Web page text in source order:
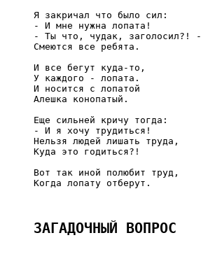
     Я закричал что было сил:
     - И мне нужна лопата!
     - Ты что, чудак, заголосил?! -
     Смеются все ребята.
     И все бегут куда-то,
     У каждого - лопата.
     И носится с лопатой
     Алешка конопатый.
     Еще сильней кричу тогда:
     - И я хочу трудиться!
     Нельзя людей лишать труда,
     Куда это годиться?!
     Вот так иной полюбит труд,
     Когда лопату отберут.
ЗАГАДОЧНЫЙ ВОПРОС